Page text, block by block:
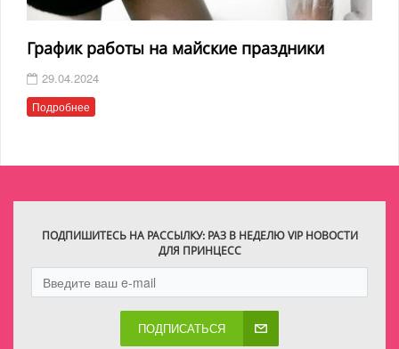
График работы на майские праздники
29.04.2024
Подробнее
ПОДПИШИТЕСЬ НА РАССЫЛКУ: РАЗ В НЕДЕЛЮ VIP НОВОСТИ
ДЛЯ ПРИНЦЕСС
ПОДПИСАТЬСЯ